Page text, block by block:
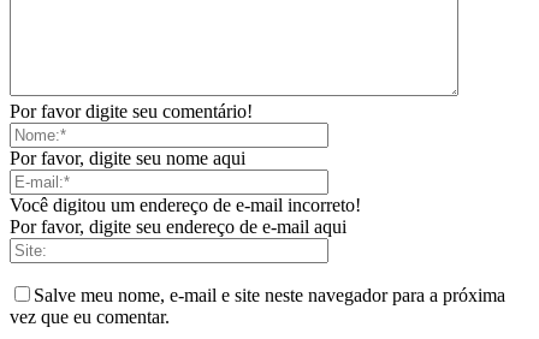
Por favor digite seu comentário!
Por favor, digite seu nome aqui
Você digitou um endereço de e-mail incorreto!
Por favor, digite seu endereço de e-mail aqui
Salve meu nome, e-mail e site neste navegador para a próxima
vez que eu comentar.